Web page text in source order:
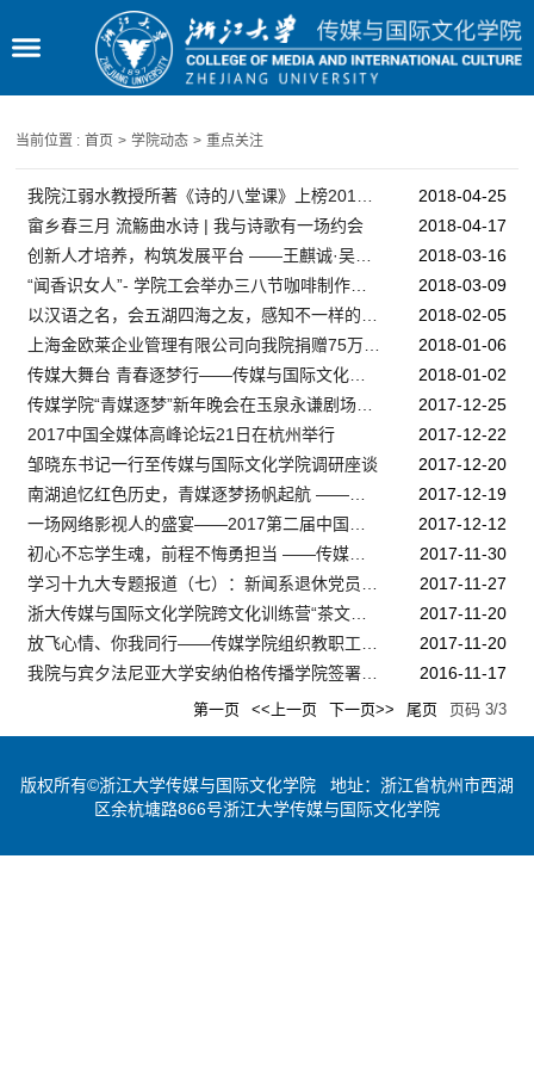
当前位置 : 首页 > 学院动态 > 重点关注
2018-04-25
畲乡春三月 流觞曲水诗 | 我与诗歌有一场约会
2018-04-17
2018-03-16
2018-03-09
2018-02-05
2018-01-06
2018-01-02
2017-12-25
2017中国全媒体高峰论坛21日在杭州举行
2017-12-22
邹晓东书记一行至传媒与国际文化学院调研座谈
2017-12-20
2017-12-19
2017-12-12
2017-11-30
2017-11-27
2017-11-20
2017-11-20
2016-11-17
第一页 <<上一页 下一页>> 尾页 页码 3/3
版权所有©浙江大学传媒与国际文化学院 地址：浙江省杭州市西湖
区余杭塘路866号浙江大学传媒与国际文化学院